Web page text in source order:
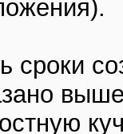
сроки